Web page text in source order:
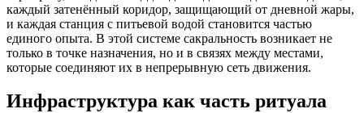
каждый затенённый коридор, защищающий от дневной жары,
и каждая станция с питьевой водой становится частью
единого опыта. В этой системе сакральность возникает не
только в точке назначения, но и в связях между местами,
которые соединяют их в непрерывную сеть движения.
Инфраструктура как часть ритуала